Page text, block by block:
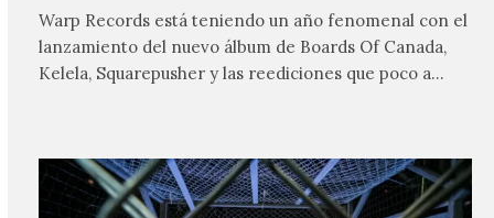
Warp Records está teniendo un año fenomenal con el
lanzamiento del nuevo álbum de Boards Of Canada,
Kelela, Squarepusher y las reediciones que poco a…